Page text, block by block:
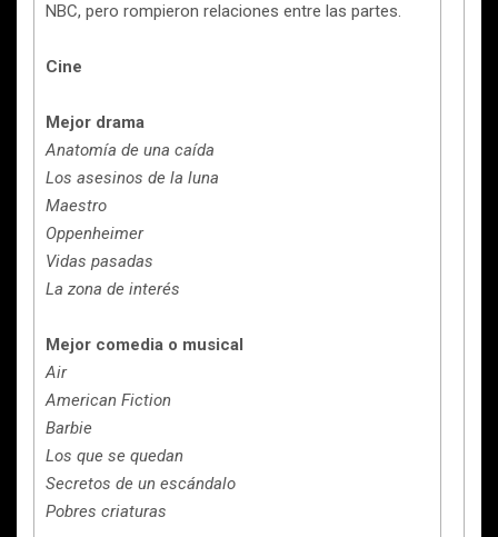
NBC, pero rompieron relaciones entre las partes.
Cine
Mejor drama
Anatomía de una caída
Los asesinos de la luna
Maestro
Oppenheimer
Vidas pasadas
La zona de interés
Mejor comedia o musical
Air
American Fiction
Barbie
Los que se quedan
Secretos de un escándalo
Pobres criaturas